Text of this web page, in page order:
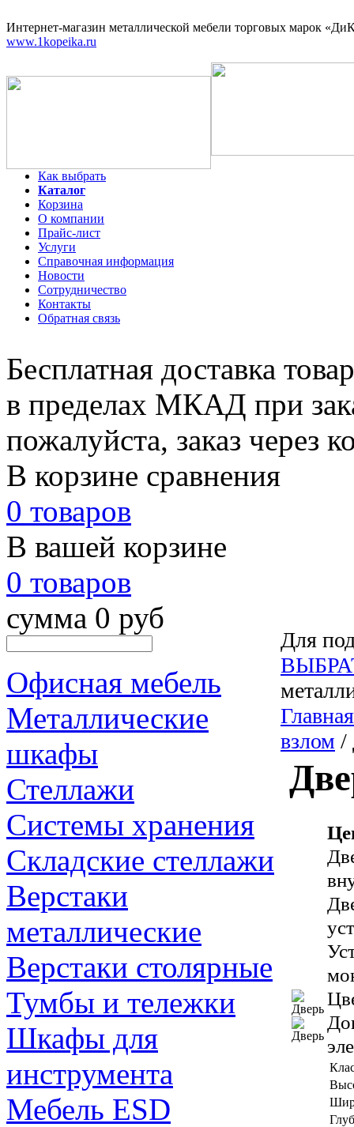
Интернет-магазин металлической мебели торговых марок
www.1kopeika.ru
Как выбрать
Каталог
Корзина
О компании
Прайс-лист
Услуги
Справочная информация
Новости
Сотрудничество
Контакты
Обратная связь
Бесплатная доставка
в пределах МКАД при
пожалуйста, заказ через
В корзине сравнения
0 товаров
В вашей корзине
0 товаров
сумма 0 руб
Офисная мебель
Металлические
шкафы
Стеллажи
Системы хранения
Складские стеллажи
Верстаки
металлические
Верстаки столярные
Тумбы и тележки
Шкафы для
инструмента
Мебель ESD
Для
Главная
взлом /